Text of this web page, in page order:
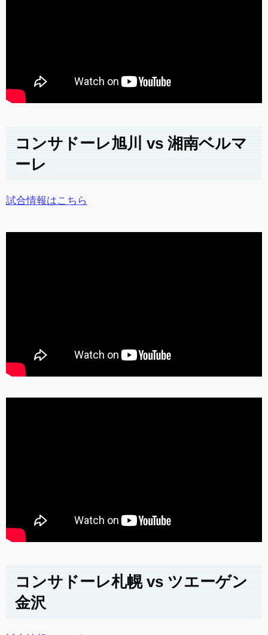
コンサドーレ旭川 vs 湘南ベルマ
ーレ
試合情報はこちら
コンサドーレ札幌 vs ツエーゲン
金沢